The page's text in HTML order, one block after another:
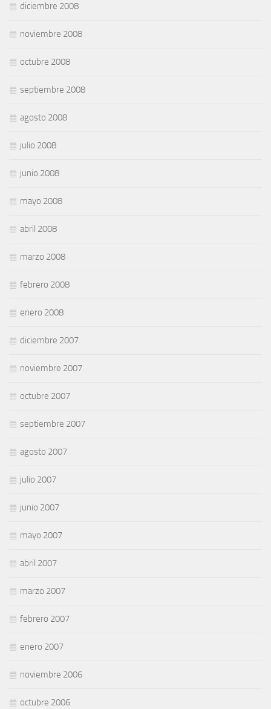
diciembre 2008
noviembre 2008
octubre 2008
septiembre 2008
agosto 2008
julio 2008
junio 2008
mayo 2008
abril 2008
marzo 2008
febrero 2008
enero 2008
diciembre 2007
noviembre 2007
octubre 2007
septiembre 2007
agosto 2007
julio 2007
junio 2007
mayo 2007
abril 2007
marzo 2007
febrero 2007
enero 2007
noviembre 2006
octubre 2006